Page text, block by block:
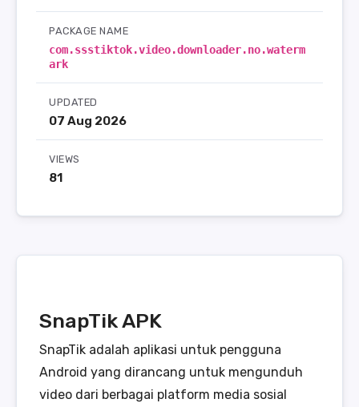
PACKAGE NAME
com.ssstiktok.video.downloader.no.waterm
ark
UPDATED
07 Aug 2026
VIEWS
81
SnapTik APK
SnapTik adalah aplikasi untuk pengguna
Android yang dirancang untuk mengunduh
video dari berbagai platform media sosial